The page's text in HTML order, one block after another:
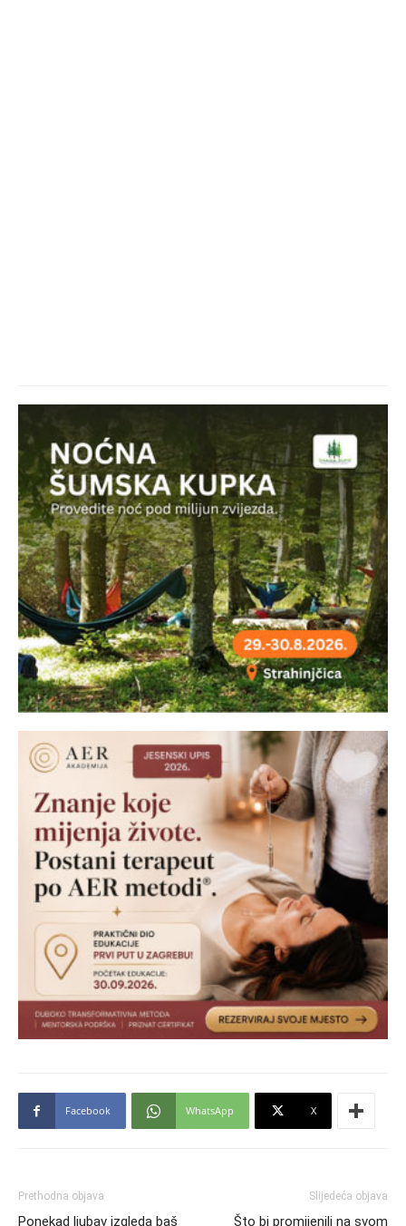
Facebook WhatsApp X
Prethodna objava
Ponekad ljubav izgleda baš
Slijedeća objava
Što bi promijenili na svom